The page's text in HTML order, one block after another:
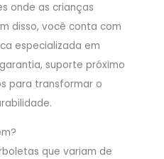
onde as crianças
disso, você conta com
especializada em
suporte próximo
para transformar o
que variam de